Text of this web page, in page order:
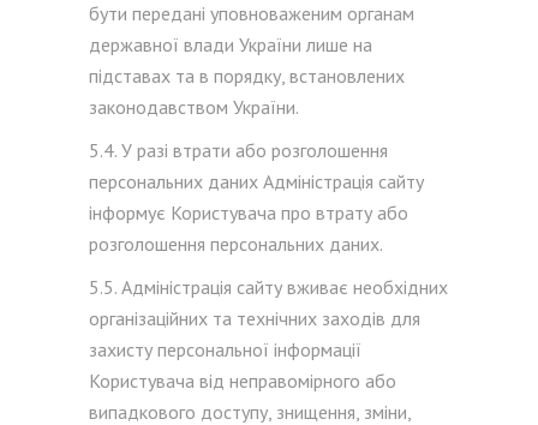
бути передані уповноваженим органам
державної влади України лише на
підставах та в порядку, встановлених
законодавством України.
5.4. У разі втрати або розголошення
персональних даних Адміністрація сайту
інформує Користувача про втрату або
розголошення персональних даних.
5.5. Адміністрація сайту вживає необхідних
організаційних та технічних заходів для
захисту персональної інформації
Користувача від неправомірного або
випадкового доступу, знищення, зміни,